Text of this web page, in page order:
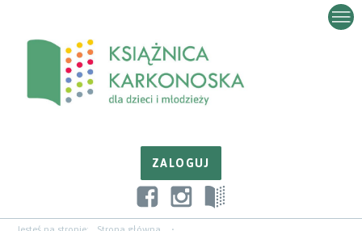
zawartości
nawigacji
paska